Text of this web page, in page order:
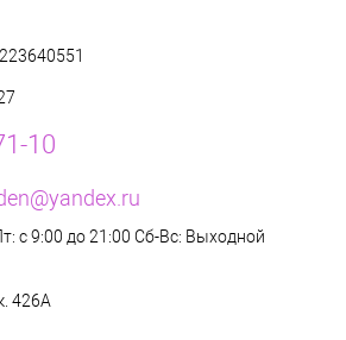
10
с 9:00 до 21:00 Сб-Вс: Выходной
426А